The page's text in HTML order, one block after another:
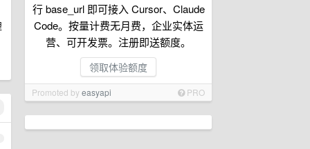
行 base_url 即可接入 Cursor、Claude
Code。按量计费无月费，企业实体运
营、可开发票。注册即送额度。
领取体验额度
Promoted byeasyapi PRO